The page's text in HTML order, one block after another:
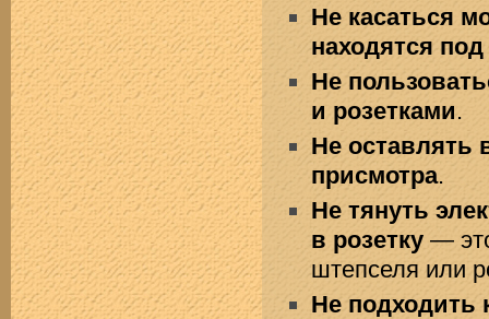
Не касаться
находятся
Не
и розетками.
Не оставлять
присмотра.
Не тянуть
в розетку —
штепселя или
Не подходить